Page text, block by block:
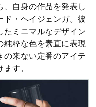
、自身の作品を発表し
ド・ヘイジェンガ。彼
たミニマルなデザイン
純粋な色を素直に表現
の来ない定番のアイテ
す。